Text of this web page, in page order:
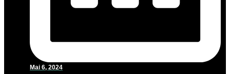
Mai 6, 2024